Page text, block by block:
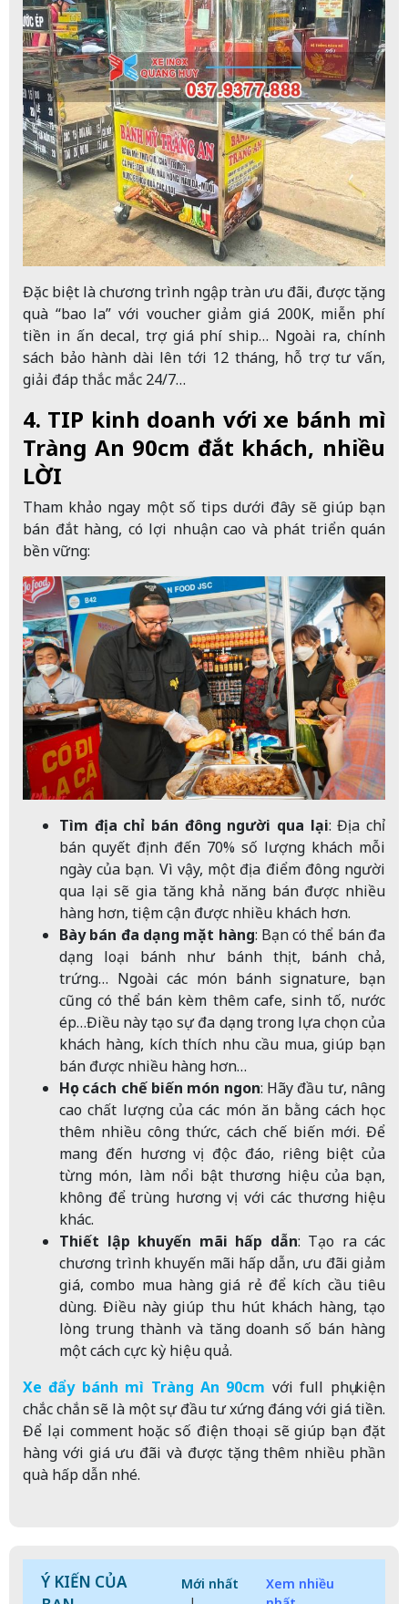
Đặc biệt là chương trình ngập tràn ưu đãi, được tặng
quà “bao la” với voucher giảm giá 200K, miễn phí
tiền in ấn decal, trợ giá phí ship… Ngoài ra, chính
sách bảo hành dài lên tới 12 tháng, hỗ trợ tư vấn,
giải đáp thắc mắc 24/7…
4. TIP kinh doanh với xe bánh mì
Tràng An 90cm đắt khách, nhiều
LỜI
Tham khảo ngay một số tips dưới đây sẽ giúp bạn
bán đắt hàng, có lợi nhuận cao và phát triển quán
bền vững:
Tìm địa chỉ bán đông người qua lại: Địa chỉ
bán quyết định đến 70% số lượng khách mỗi
ngày của bạn. Vì vậy, một địa điểm đông người
qua lại sẽ gia tăng khả năng bán được nhiều
hàng hơn, tiệm cận được nhiều khách hơn.
Bày bán đa dạng mặt hàng: Bạn có thể bán đa
dạng loại bánh như bánh thịt, bánh chả,
trứng… Ngoài các món bánh signature, bạn
cũng có thể bán kèm thêm cafe, sinh tố, nước
ép…Điều này tạo sự đa dạng trong lựa chọn của
khách hàng, kích thích nhu cầu mua, giúp bạn
bán được nhiều hàng hơn…
Học cách chế biến món ngon: Hãy đầu tư, nâng
cao chất lượng của các món ăn bằng cách học
thêm nhiều công thức, cách chế biến mới. Để
mang đến hương vị độc đáo, riêng biệt của
từng món, làm nổi bật thương hiệu của bạn,
không để trùng hương vị với các thương hiệu
khác.
Thiết lập khuyến mãi hấp dẫn: Tạo ra các
chương trình khuyến mãi hấp dẫn, ưu đãi giảm
giá, combo mua hàng giá rẻ để kích cầu tiêu
dùng. Điều này giúp thu hút khách hàng, tạo
lòng trung thành và tăng doanh số bán hàng
một cách cực kỳ hiệu quả.
Xe đẩy bánh mì Tràng An 90cm với full phụ kiện
chắc chắn sẽ là một sự đầu tư xứng đáng với giá tiền.
Để lại comment hoặc số điện thoại sẽ giúp bạn đặt
hàng với giá ưu đãi và được tặng thêm nhiều phần
quà hấp dẫn nhé.
Ý KIẾN CỦA
Mới nhất
Xem nhiều